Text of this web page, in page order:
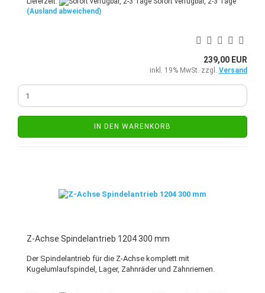
(Ausland abweichend)
239,00 EUR
inkl. 19% MwSt. zzgl. Versand
IN DEN WARENKORB
Z-Achse Spindelantrieb 1204 300 mm
Der Spindelantrieb für die Z-Achse komplett mit
Kugelumlaufspindel, Lager, Zahnräder und Zahnriemen.